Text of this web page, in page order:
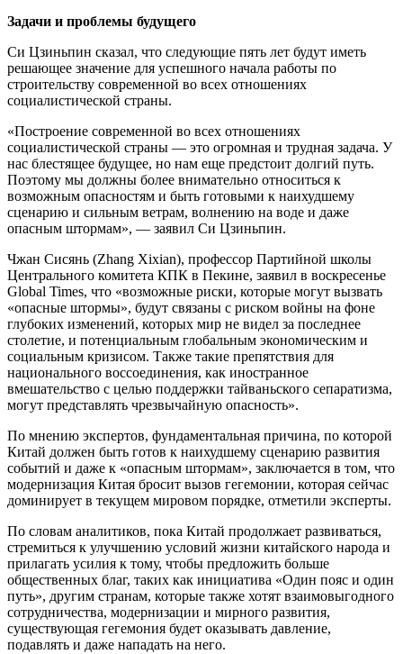
Задачи и проблемы будущего
Си Цзиньпин сказал, что следующие пять лет будут иметь
решающее значение для успешного начала работы по
строительству современной во всех отношениях
социалистической страны.
«Построение современной во всех отношениях
социалистической страны — это огромная и трудная задача. У
нас блестящее будущее, но нам еще предстоит долгий путь.
Поэтому мы должны более внимательно относиться к
возможным опасностям и быть готовыми к наихудшему
сценарию и сильным ветрам, волнению на воде и даже
опасным штормам», — заявил Си Цзиньпин.
Чжан Сисянь (Zhang Xixian), профессор Партийной школы
Центрального комитета КПК в Пекине, заявил в воскресенье
Global Times, что «возможные риски, которые могут вызвать
«опасные штормы», будут связаны с риском войны на фоне
глубоких изменений, которых мир не видел за последнее
столетие, и потенциальным глобальным экономическим и
социальным кризисом. Также такие препятствия для
национального воссоединения, как иностранное
вмешательство с целью поддержки тайваньского сепаратизма,
могут представлять чрезвычайную опасность».
По мнению экспертов, фундаментальная причина, по которой
Китай должен быть готов к наихудшему сценарию развития
событий и даже к «опасным штормам», заключается в том, что
модернизация Китая бросит вызов гегемонии, которая сейчас
доминирует в текущем мировом порядке, отметили эксперты.
По словам аналитиков, пока Китай продолжает развиваться,
стремиться к улучшению условий жизни китайского народа и
прилагать усилия к тому, чтобы предложить больше
общественных благ, таких как инициатива «Один пояс и один
путь», другим странам, которые также хотят взаимовыгодного
сотрудничества, модернизации и мирного развития,
существующая гегемония будет оказывать давление,
подавлять и даже нападать на него.